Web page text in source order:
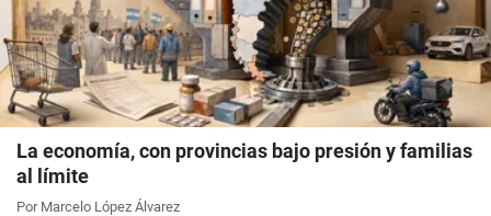
La economía, con provincias bajo presión y familias
al límite
Por Marcelo López Álvarez